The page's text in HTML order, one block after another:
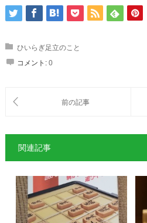
ひいらぎ足立のこと
コメント: 0
関連記事